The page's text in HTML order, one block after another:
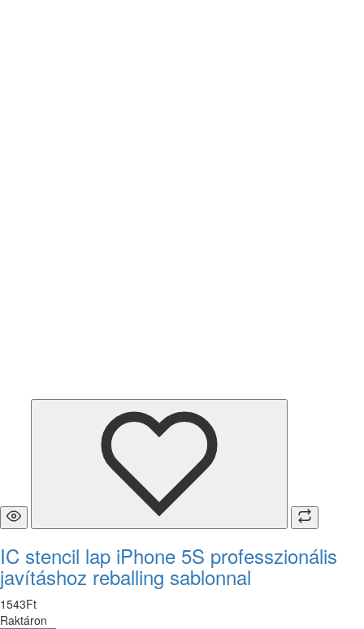
IC stencil lap iPhone 5S professzionális
javításhoz reballing sablonnal
1543Ft
Raktáron